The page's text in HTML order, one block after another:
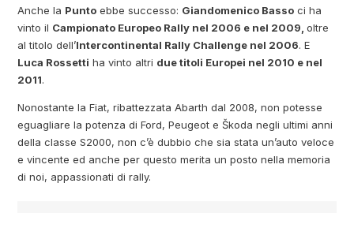
Anche la Punto ebbe successo: Giandomenico Basso ci ha
vinto il Campionato Europeo Rally nel 2006 e nel 2009,oltre
al titolo dell’Intercontinental Rally Challenge nel 2006. E
Luca Rossetti ha vinto altri due titoli Europei nel 2010 e nel
2011.
Nonostante la Fiat, ribattezzata Abarth dal 2008, non potesse
eguagliare la potenza di Ford, Peugeot e Škoda negli ultimi anni
della classe S2000, non c’è dubbio che sia stata un’auto veloce
e vincente ed anche per questo merita un posto nella memoria
di noi, appassionati di rally.